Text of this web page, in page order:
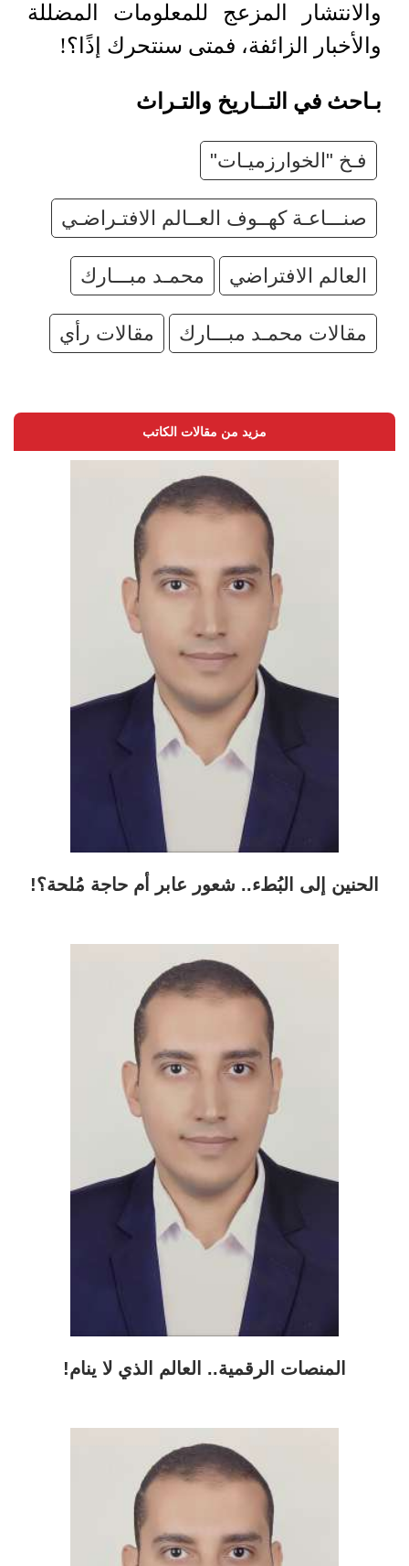
والانتشار المزعج للمعلومات المضللة
والأخبار الزائفة، فمتى سنتحرك إذًا؟!
بـاحث في التــاريخ والتـراث
فـخ "الخوارزميـات"
صنـــاعـة كهــوف العــالم الافتـراضـي
العالم الافتراضي محمـد مبـــارك
مقالات محمـد مبـــارك مقالات رأي
مزيد من مقالات الكاتب
الحنين إلى البُطء.. شعور عابر أم حاجة مُلحة؟!
المنصات الرقمية.. العالم الذي لا ينام!